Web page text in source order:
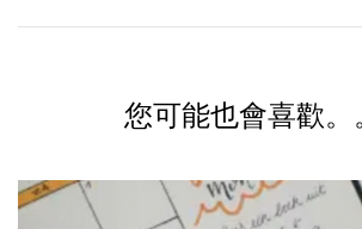
您可能也會喜歡。